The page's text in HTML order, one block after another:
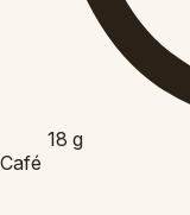
18g
Café